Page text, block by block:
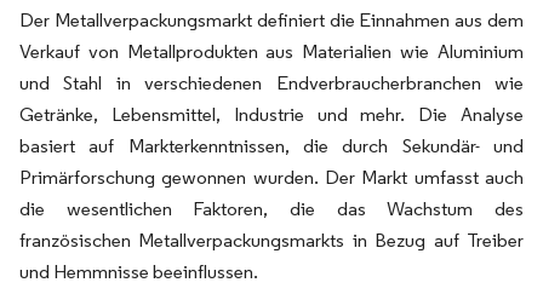
Der Metallverpackungsmarkt definiert die Einnahmen aus dem
Verkauf von Metallprodukten aus Materialien wie Aluminium
und Stahl in verschiedenen Endverbraucherbranchen wie
Getränke, Lebensmittel, Industrie und mehr. Die Analyse
basiert auf Markterkenntnissen, die durch Sekundär- und
Primärforschung gewonnen wurden. Der Markt umfasst auch
die wesentlichen Faktoren, die das Wachstum des
französischen Metallverpackungsmarkts in Bezug auf Treiber
und Hemmnisse beeinflussen.